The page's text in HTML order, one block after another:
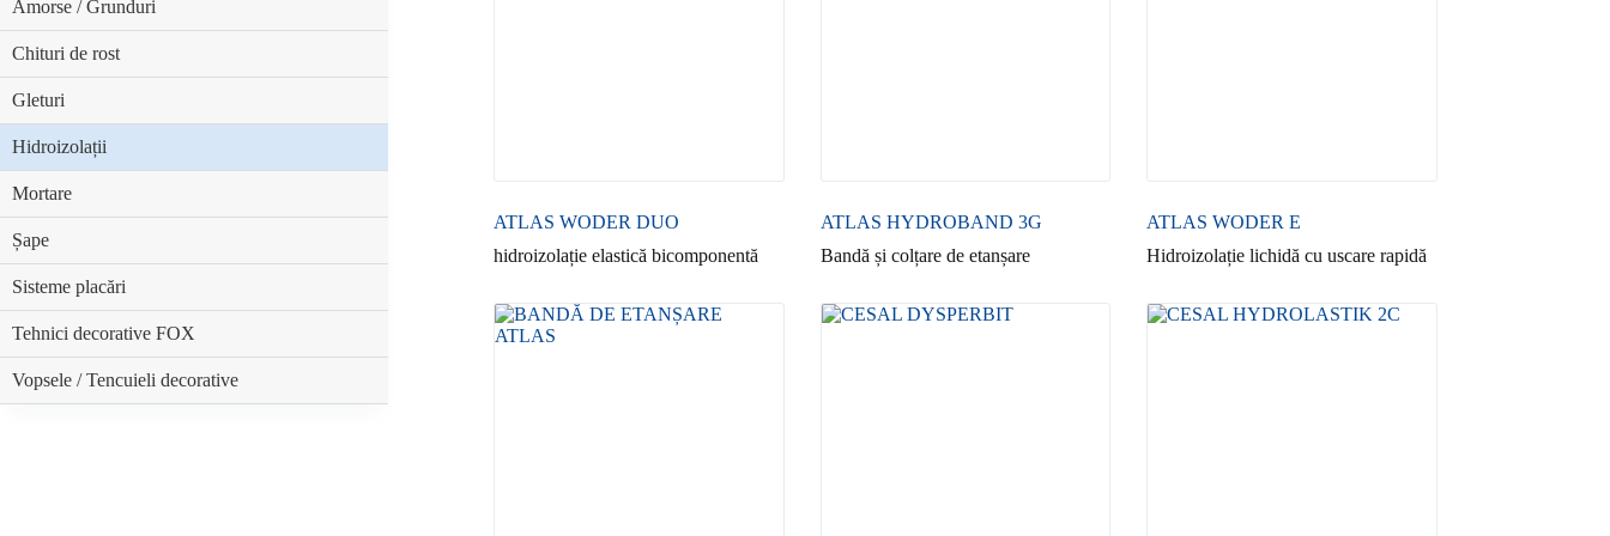
ATLAS WODER DUO
hidroizolație elastică bicomponentă
ATLAS HYDROBAND 3G
Bandă și colțare de etanșare
ATLAS WODER E
Hidroizolație lichidă cu uscare rapidă
Amorse / Grunduri
Chituri de rost
Gleturi
Hidroizolații
Mortare
Șape
Sisteme placări
Tehnici decorative FOX
Vopsele / Tencuieli decorative